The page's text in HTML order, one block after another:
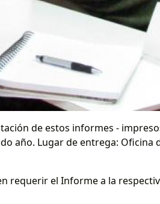
de estos informes -
año. Lugar de entrega: Oficina
requerir el Informe a la